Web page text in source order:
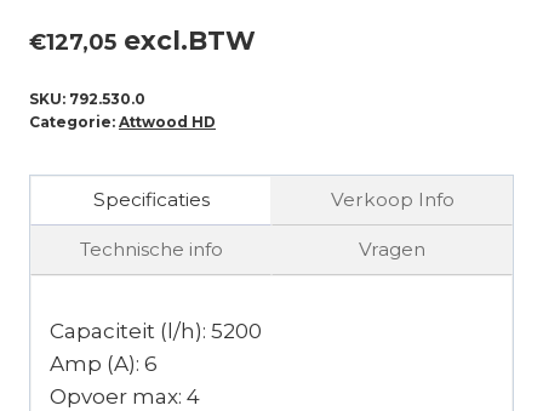
€127,05 excl.BTW
SKU: 792.530.0
Categorie: Attwood HD
Specificaties Verkoop Info
Technische info Vragen
Capaciteit (l/h): 5200
Amp (A): 6
Opvoer max: 4